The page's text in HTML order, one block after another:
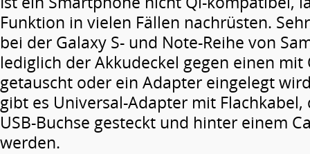
Funktion in vielen Fällen nachrüsten.
bei der Galaxy S- und Note-Reihe von
lediglich der Akkudeckel gegen einen mit
getauscht oder ein Adapter eingelegt
gibt es Universal-Adapter mit
USB-Buchse gesteckt und hinter einem
werden.